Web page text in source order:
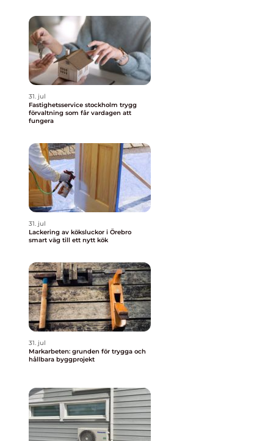
31. jul
Fastighetsservice stockholm trygg
förvaltning som får vardagen att
fungera
31. jul
Lackering av köksluckor i Örebro
smart väg till ett nytt kök
31. jul
Markarbeten: grunden för trygga och
hållbara byggprojekt